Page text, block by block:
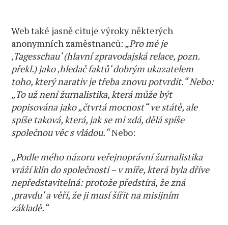
Web také jasně cituje výroky některých
anonymních zaměstnanců: „Pro mě je
‚Tagesschau‘ (hlavní zpravodajská relace, pozn.
překl.) jako ‚hledač faktů‘ dobrým ukazatelem
toho, který narativ je třeba znovu potvrdit.“ Nebo:
„To už není žurnalistika, která může být
popisována jako „čtvrtá mocnost“ ve státě, ale
spíše taková, která, jak se mi zdá, dělá spíše
společnou věc s vládou.“Nebo:
„Podle mého názoru veřejnoprávní žurnalistika
vráží klín do společnosti – v míře, která byla dříve
nepředstavitelná: protože předstírá, že zná
‚pravdu‘ a věří, že ji musí šířit na misijním
základě.“